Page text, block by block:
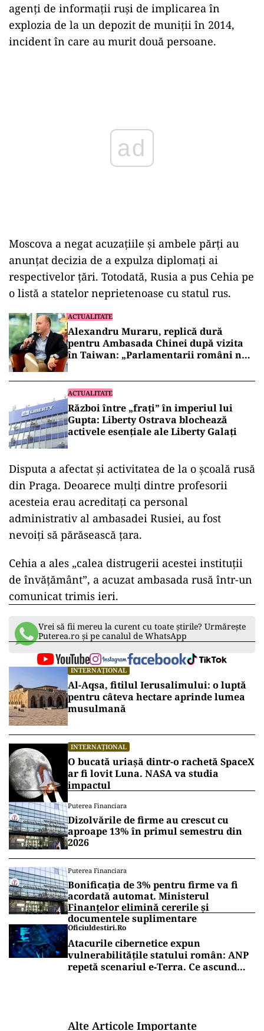
agenţi de informaţii ruşi de implicarea în
explozia de la un depozit de muniţii în 2014,
incident în care au murit două persoane.
ad
Moscova a negat acuzaţiile şi ambele părţi au
anunţat decizia de a expulza diplomaţi ai
respectivelor țări. Totodată, Rusia a pus Cehia pe
o listă a statelor neprietenoase cu statul rus.
ACTUALITATE
Alexandru Muraru, replică dură
pentru Ambasada Chinei după vizita
în Taiwan: „Parlamentarii români nu
ACTUALITATE
Război între „frați” în imperiul lui
Gupta: Liberty Ostrava blochează
activele esențiale ale Liberty Galați
Disputa a afectat şi activitatea de la o şcoală rusă
din Praga. Deoarece mulţi dintre profesorii
acesteia erau acreditaţi ca personal
administrativ al ambasadei Rusiei, au fost
nevoiţi să părăsească ţara.
Cehia a ales „calea distrugerii acestei instituţii
de învăţământ”, a acuzat ambasada rusă într-un
comunicat trimis ieri.
Vrei să fii mereu la curent cu toate știrile? Urmărește
Puterea.ro și pe canalul de WhatsApp
INTERNAȚIONAL
Al-Aqsa, fitilul Ierusalimului: o luptă
pentru câteva hectare aprinde lumea
musulmană
INTERNAȚIONAL
O bucată uriașă dintr-o rachetă SpaceX
ar fi lovit Luna. NASA va studia
impactul
Puterea Financiara
Dizolvările de firme au crescut cu
aproape 13% în primul semestru din
2026
Puterea Financiara
Bonificația de 3% pentru firme va fi
acordată automat. Ministerul
Finanțelor elimină cererile și
documentele suplimentare
Oficiuldestiri.ro
Atacurile cibernetice expun
vulnerabilitățile statului român: ANP
repetă scenariul e‑Terra. Ce ascund
Alte Articole Importante